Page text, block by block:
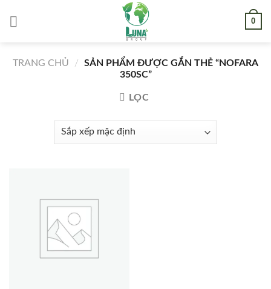
0
TRANG CHỦ /
SẢN PHẨM ĐƯỢC GẮN THẺ “NOFARA
350SC”
LỌC